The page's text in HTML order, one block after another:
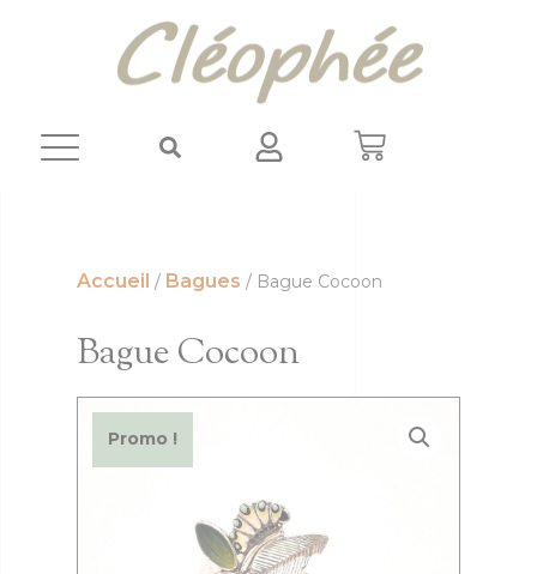
Accueil / Bagues / Bague Cocoon
Bague Cocoon
Promo !